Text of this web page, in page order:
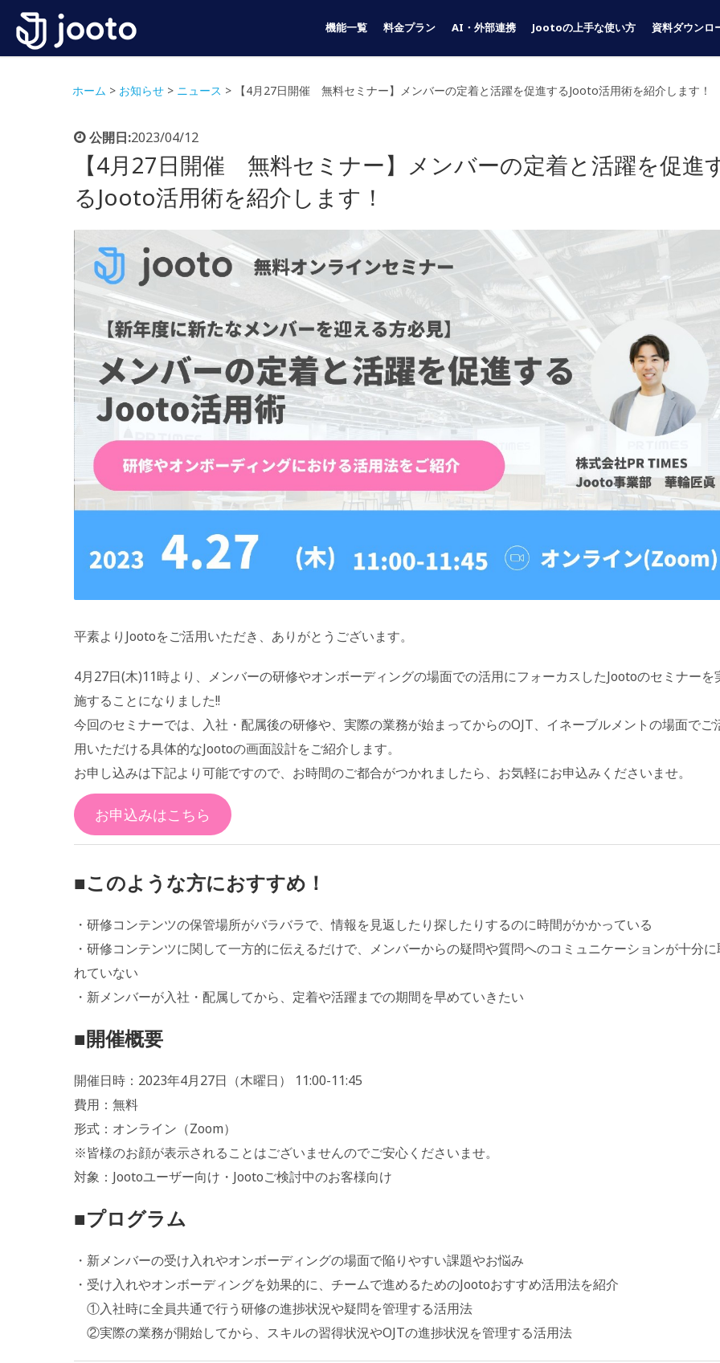
機能一覧 料金プラン AI・外部連携 Jootoの上手な使い方 資料ダウンロ
ホーム > お知らせ > ニュース > 【4月27日開催 無料セミナー】メンバーの定着と活躍を促進するJooto活用術を紹介します！
公開日:2023/04/12
【4月27日開催 無料セミナー】メンバーの定着と活躍を促進
るJooto活用術を紹介します！
平素よりJootoをご活用いただき、ありがとうございます。
4月27日(木)11時より、メンバーの研修やオンボーディングの場面での活用にフォーカスしたJootoのセミナーを
施することになりました!!
今回のセミナーでは、入社・配属後の研修や、実際の業務が始まってからのOJT、イネーブルメントの場面でご
用いただける具体的なJootoの画面設計をご紹介します。
お申し込みは下記より可能ですので、お時間のご都合がつかれましたら、お気軽にお申込みくださいませ。
お申込みはこちら
■このような方におすすめ！
・研修コンテンツの保管場所がバラバラで、情報を見返したり探したりするのに時間がかかっている
・研修コンテンツに関して一方的に伝えるだけで、メンバーからの疑問や質問へのコミュニケーションが十分に
れていない
・新メンバーが入社・配属してから、定着や活躍までの期間を早めていきたい
■開催概要
開催日時：2023年4月27日（木曜日） 11:00-11:45
費用：無料
形式：オンライン（Zoom）
※皆様のお顔が表示されることはございませんのでご安心くださいませ。
対象：Jootoユーザー向け・Jootoご検討中のお客様向け
■プログラム
・新メンバーの受け入れやオンボーディングの場面で陥りやすい課題やお悩み
・受け入れやオンボーディングを効果的に、チームで進めるためのJootoおすすめ活用法を紹介
①入社時に全員共通で行う研修の進捗状況や疑問を管理する活用法
②実際の業務が開始してから、スキルの習得状況やOJTの進捗状況を管理する活用法